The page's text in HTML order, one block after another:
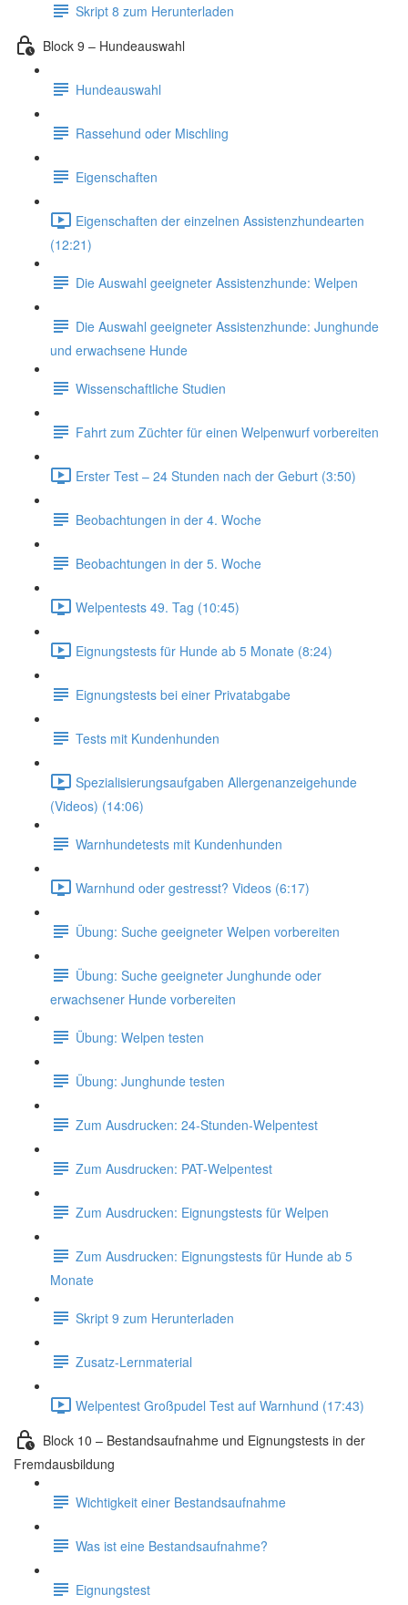
Skript 8 zum Herunterladen
Block 9 – Hundeauswahl
Hundeauswahl
Rassehund oder Mischling
Eigenschaften
Eigenschaften der einzelnen Assistenzhundearten
(12:21)
Die Auswahl geeigneter Assistenzhunde: Welpen
Die Auswahl geeigneter Assistenzhunde: Junghunde
und erwachsene Hunde
Wissenschaftliche Studien
Fahrt zum Züchter für einen Welpenwurf vorbereiten
Erster Test – 24 Stunden nach der Geburt (3:50)
Beobachtungen in der 4. Woche
Beobachtungen in der 5. Woche
Welpentests 49. Tag (10:45)
Eignungstests für Hunde ab 5 Monate (8:24)
Eignungstests bei einer Privatabgabe
Tests mit Kundenhunden
Spezialisierungsaufgaben Allergenanzeigehunde
(Videos) (14:06)
Warnhundetests mit Kundenhunden
Warnhund oder gestresst? Videos (6:17)
Übung: Suche geeigneter Welpen vorbereiten
Übung: Suche geeigneter Junghunde oder
erwachsener Hunde vorbereiten
Übung: Welpen testen
Übung: Junghunde testen
Zum Ausdrucken: 24-Stunden-Welpentest
Zum Ausdrucken: PAT-Welpentest
Zum Ausdrucken: Eignungstests für Welpen
Zum Ausdrucken: Eignungstests für Hunde ab 5
Monate
Skript 9 zum Herunterladen
Zusatz-Lernmaterial
Welpentest Großpudel Test auf Warnhund (17:43)
Block 10 – Bestandsaufnahme und Eignungstests in der
Fremdausbildung
Wichtigkeit einer Bestandsaufnahme
Was ist eine Bestandsaufnahme?
Eignungstest